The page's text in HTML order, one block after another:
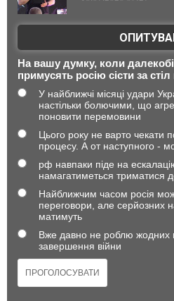
На вашу думку, коли
примусять росію сісти за
У найближчі місяці удари
настільки болючими, що
поновити перемовини
Цього року не варто чекати
процесу. А от наступного -
рф навпаки піде на
намагатиметься триматися
Найближчим часом росія
переговори, але серйозних
матимуть
Вже давно не роблю жодних
завершення війни